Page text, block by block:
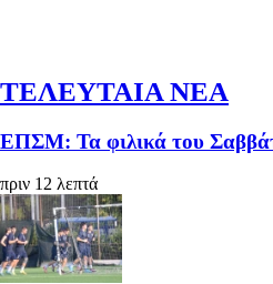
ΤΕΛΕΥΤΑΙΑ ΝΕΑ
ΕΠΣΜ: Τα φιλικά του
πριν 12 λεπτά